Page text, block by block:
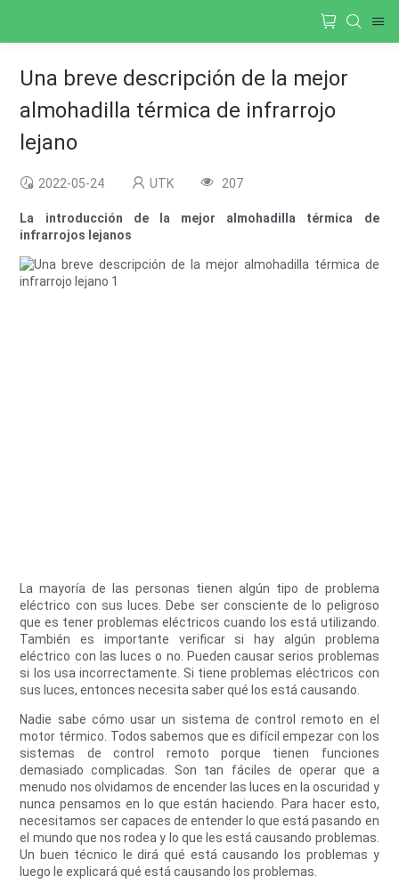
Una breve descripción de la mejor
almohadilla térmica de infrarrojo
lejano
2022-05-24 UTK 207
La introducción de la mejor almohadilla térmica de
infrarrojos lejanos
La mayoría de las personas tienen algún tipo de problema
eléctrico con sus luces. Debe ser consciente de lo peligroso
que es tener problemas eléctricos cuando los está utilizando.
También es importante verificar si hay algún problema
eléctrico con las luces o no. Pueden causar serios problemas
si los usa incorrectamente. Si tiene problemas eléctricos con
sus luces, entonces necesita saber qué los está causando.
Nadie sabe cómo usar un sistema de control remoto en el
motor térmico. Todos sabemos que es difícil empezar con los
sistemas de control remoto porque tienen funciones
demasiado complicadas. Son tan fáciles de operar que a
menudo nos olvidamos de encender las luces en la oscuridad y
nunca pensamos en lo que están haciendo. Para hacer esto,
necesitamos ser capaces de entender lo que está pasando en
el mundo que nos rodea y lo que les está causando problemas.
Un buen técnico le dirá qué está causando los problemas y
luego le explicará qué está causando los problemas.